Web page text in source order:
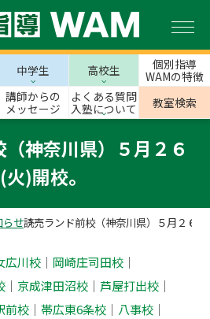
中学生 高校生
個別指導
WAMの特徴
講師からの
メッセージ
よくある質問
入塾について
教室検索
神奈川県）５月２６
火)開校。
らせ読売ランド前校（神奈川県）５月２６
広川校｜ 岡崎庄司田校｜
｜ 京成津田沼校｜ 芦屋打出校｜
前校｜ 帯広東6条校｜ 八事校｜‎